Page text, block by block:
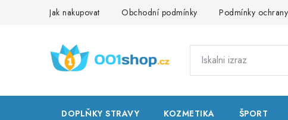
Jak nakupovat Obchodní podmínky Podmínky
DOPLŇKY STRAVY KOZMETIKA ŠPORT